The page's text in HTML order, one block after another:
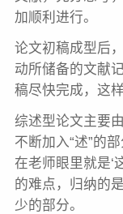
加顺利进行。
论文初稿成型后
动所储备的文献
稿尽快完成，这
综述型论文主要
不断加入“述”的
在老师眼里就是‘
的难点，归纳的
少的部分。